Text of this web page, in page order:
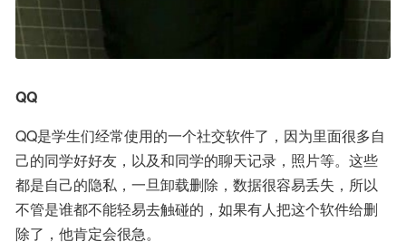
QQ
QQ是学生们经常使用的一个社交软件了，因为里面很多自
己的同学好好友，以及和同学的聊天记录，照片等。这些
都是自己的隐私，一旦卸载删除，数据很容易丢失，所以
不管是谁都不能轻易去触碰的，如果有人把这个软件给删
除了，他肯定会很急。